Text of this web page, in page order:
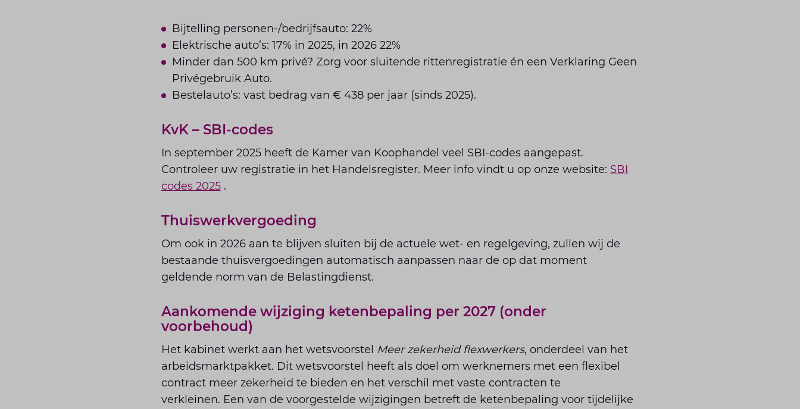
Bijtelling personen-/bedrijfsauto: 22%
Elektrische auto’s: 17% in 2025, in 2026 22%
Minder dan 500 km privé? Zorg voor sluitende rittenregistratie én een Verklaring Geen
Privégebruik Auto.
Bestelauto’s: vast bedrag van € 438 per jaar (sinds 2025).
KvK – SBI-codes
In september 2025 heeft de Kamer van Koophandel veel SBI-codes aangepast.
Controleer uw registratie in het Handelsregister. Meer info vindt u op onze website: SBI
codes 2025.
Thuiswerkvergoeding
Om ook in 2026 aan te blijven sluiten bij de actuele wet- en regelgeving, zullen wij de
bestaande thuisvergoedingen automatisch aanpassen naar de op dat moment
geldende norm van de Belastingdienst.
Aankomende wijziging ketenbepaling per 2027 (onder
voorbehoud)
Het kabinet werkt aan het wetsvoorstel Meer zekerheid flexwerkers, onderdeel van het
arbeidsmarktpakket. Dit wetsvoorstel heeft als doel om werknemers met een flexibel
contract meer zekerheid te bieden en het verschil met vaste contracten te
verkleinen. Een van de voorgestelde wijzigingen betreft de ketenbepaling voor tijdelijke